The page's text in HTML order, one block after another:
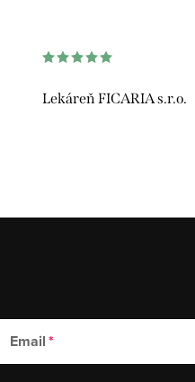
Lekáreň FICARIA s.r.o.
Email